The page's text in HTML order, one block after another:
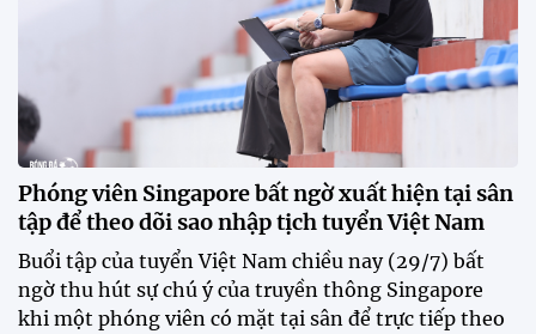
Phóng viên Singapore bất ngờ xuất hiện tại sân
tập để theo dõi sao nhập tịch tuyển Việt Nam
Buổi tập của tuyển Việt Nam chiều nay (29/7) bất
ngờ thu hút sự chú ý của truyền thông Singapore
khi một phóng viên có mặt tại sân để trực tiếp theo